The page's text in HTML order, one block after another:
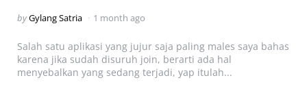
Posted
byGylang Satria 1 month ago
Salah satu aplikasi yang jujur saja paling males saya bahas
karena jika sudah disuruh join, berarti ada hal
menyebalkan yang sedang terjadi, yap itulah...